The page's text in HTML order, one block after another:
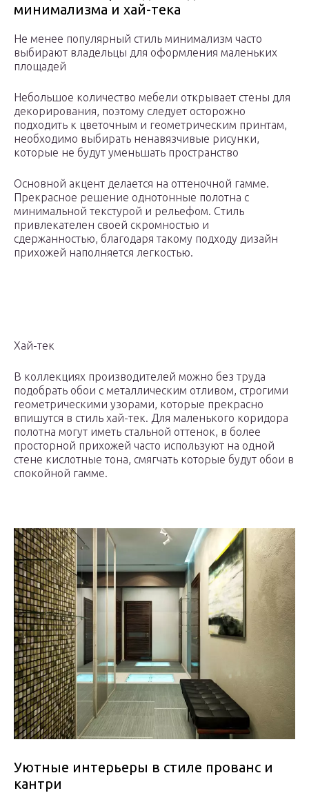
минимализма и хай-тека
Не менее популярный стиль минимализм часто
выбирают владельцы для оформления маленьких
площадей
Небольшое количество мебели открывает стены для
декорирования, поэтому следует осторожно
подходить к цветочным и геометрическим принтам,
необходимо выбирать ненавязчивые рисунки,
которые не будут уменьшать пространство
Основной акцент делается на оттеночной гамме.
Прекрасное решение однотонные полотна с
минимальной текстурой и рельефом. Стиль
привлекателен своей скромностью и
сдержанностью, благодаря такому подходу дизайн
прихожей наполняется легкостью.
Хай-тек
В коллекциях производителей можно без труда
подобрать обои с металлическим отливом, строгими
геометрическими узорами, которые прекрасно
впишутся в стиль хай-тек. Для маленького коридора
полотна могут иметь стальной оттенок, в более
просторной прихожей часто используют на одной
стене кислотные тона, смягчать которые будут обои в
спокойной гамме.
Уютные интерьеры в стиле прованс и
кантри